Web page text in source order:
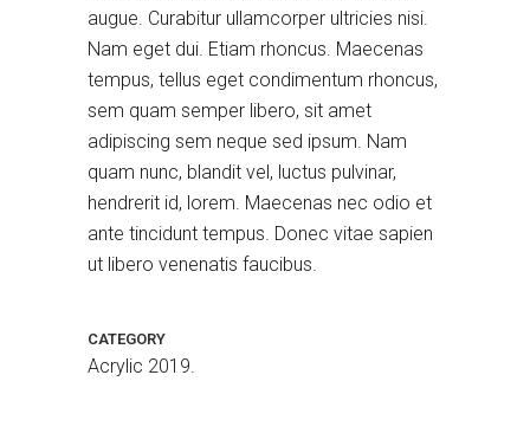
Blue Sky Acrylic 2019.
augue. Curabitur ullamcorper ultricies nisi.
Nam eget dui. Etiam rhoncus. Maecenas
tempus, tellus eget condimentum rhoncus,
sem quam semper libero, sit amet
adipiscing sem neque sed ipsum. Nam
quam nunc, blandit vel, luctus pulvinar,
hendrerit id, lorem. Maecenas nec odio et
ante tincidunt tempus. Donec vitae sapien
ut libero venenatis faucibus.
CATEGORY
Acrylic 2019.